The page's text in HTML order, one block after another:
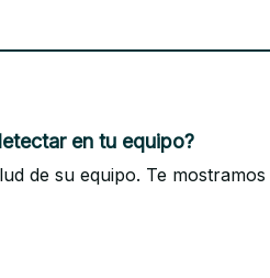
en tu equipo?
de su equipo. Te